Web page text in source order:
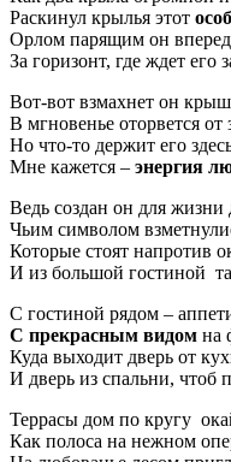
Раскинул крылья этот
Орлом парящим он вперед
За горизонт, где ждет его
Вот-вот взмахнет он
В мгновенье оторвется от
Но что-то держит его
Мне кажется – энергия
Ведь создан он для
Чьим символом
Которые стоят напротив
И из большой гостиной
С гостиной рядом –
С прекрасным видом на
Куда выходит дверь от
И дверь из спальни, чтоб
Террасы дом по кругу
Как полоса на нежном